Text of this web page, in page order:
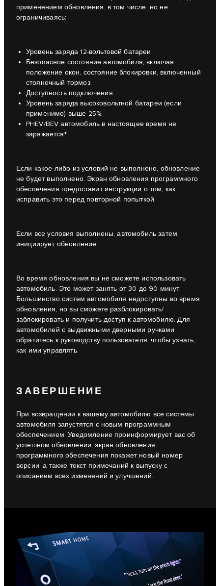
применением обновления, в том числе, но не
ограничиваясь:
Уровень заряда 12-вольтовой батареи.
Безопасное состояние автомобиля, включая
положение окон, состояние блокировки, включенный
стояночный тормоз.
Доступность подключения.
Уровень заряда высоковольтной батареи (если
применимо) выше 25%.
PHEV/BEV автомобиль в настоящее время не
заряжается*.
Если какое-либо из условий не выполнено, обновление
не будет выполнено. Экран обновления программного
обеспечения предоставит инструкции о том, как
исправить это перед повторной попыткой.
Если все условия выполнены, автомобиль затем
инициирует обновление.
Во время обновления вы не сможете использовать
автомобиль. Это может занять от 30 до 90 минут.
Большинство систем автомобиля недоступны во время
обновления, но вы сможете разблокировать/
заблокировать и получить доступ к автомобилю. Для
автомобилей с выдвижными дверными ручками
обратитесь к руководству пользователя, чтобы узнать,
как ими управлять.
ЗАВЕРШЕНИЕ
При возвращении к вашему автомобилю все системы
автомобиля запустятся с новым программным
обеспечением. Уведомление проинформирует вас об
успешном обновлении, экран обновления
программного обеспечения покажет новый номер
версии, а также текст примечаний к выпуску с
описанием всех изменений и улучшений.